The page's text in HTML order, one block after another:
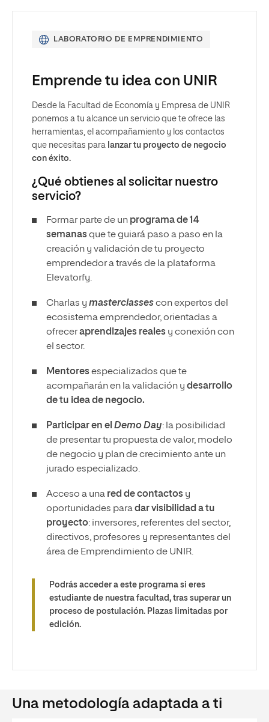
LABORATORIO DE EMPRENDIMIENTO
Emprende tu idea con UNIR
Desde la Facultad de Economía y Empresa de UNIR
ponemos a tu alcance un servicio que te ofrece las
herramientas, el acompañamiento y los contactos
que necesitas para lanzar tu proyecto de negocio
con éxito.
¿Qué obtienes al solicitar nuestro
servicio?
Formar parte de un programa de 14
semanasque te guiará paso a paso en la
creación y validación de tu proyecto
emprendedor a través de la plataforma
Elevatorfy.
Charlas y masterclassescon expertos del
ecosistema emprendedor, orientadas a
ofreceraprendizajes reales y conexión con
el sector.
Mentoresespecializados que te
acompañarán en la validación y desarrollo
de tu idea de negocio.
Participar en el Demo Day: la posibilidad
de presentar tu propuesta de valor, modelo
de negocio y plan de crecimiento ante un
jurado especializado.
Acceso a una red de contactos y
oportunidades paradar visibilidad a tu
proyecto: inversores, referentes del sector,
directivos, profesores y representantes del
área de Emprendimiento de UNIR.
Podrás acceder a este programa si eres
estudiante de nuestra facultad, tras superar un
proceso de postulación. Plazas limitadas por
edición.
Una metodología adaptada a ti